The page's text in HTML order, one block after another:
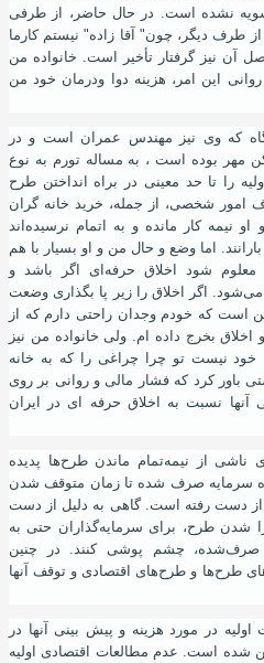
نشده است. در حال حاضر ، از طرفی
از طرف دیگر ، چون" آقا زاده" نیستم کارما
ن نیز گرفتار تأخیر است. خانواده من
این امر ، هزینه دوا ودرمان خود من
که وی نیز مهندس عمران است و در
بوده است ، به مساله تورم به نوع
را تا حد معینی در براه انداختن طرح
امور شخصی، از جمله، خرید خانه گران
کار مانده و به اتمام نرسیده‌اند
اما وضع و حال من و او بسیار با هم
شود اخلاق حرفه‌ای اگر باشد و
اگر اخلاق را زیر پا بگذاری وضعت
است که خودم وجدان راحتی دارم که از
بخرج داده ام. ولی خانواده من نیز
نیست تو چرا چراغی را که به خانه
کرد که فشار مالی و روانی بر روی
آنها نسبت به اخلاق حرفه ای در ایران
از نیمه‌تمام ماندن طرح‌ها پدیده‌
سرمایه‌ صرف شده تا زمان متوقف شدن
از دست رفته است. گاهی به دلیل از دست
شدن طرح، برای سرمایه‌گذاران حتی به
صرف‌شده، چشم ‌پوشی کنند. در چنین
طرح‌ها و طرح‌های اقتصادی و توقف آنها
در مورد هزینه و پیش بینی آنها در
شده است. عدم مطالعات اقتصادی اولیه